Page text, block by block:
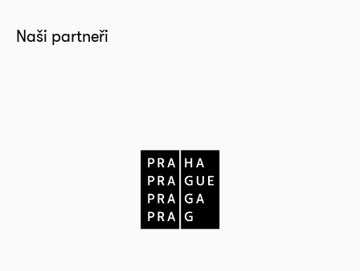
Naši partneři